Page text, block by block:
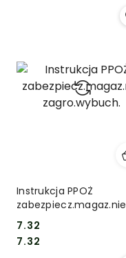
Instrukcja PPOŻ
zabezpiecz.magaz.nie
zagro.wybuch.
Cena:
7.32
Cena:
7.32